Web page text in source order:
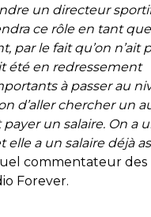
un directeur
ce rôle en tant que
par le fait qu’on n’ait
été en redressement
à passer au
d’aller chercher un
un salaire. On a
elle a un salaire déjà
commentateur des
Forever.